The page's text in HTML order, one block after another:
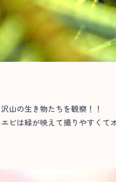
山の生き物たちを観察！！
ビは緑が映えて撮りやすくて